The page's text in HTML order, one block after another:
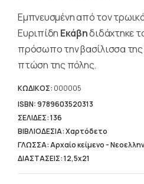
είναι:
9,76 €.
Εμπνευσμένη από τον
Ευριπίδη Εκάβηδιδάχτηκε
πρόσωπο την βασίλισσα της
πτώση της πόλης.
ΚΩΔΙΚΟΣ: 000005
ISBN: 9789603520313
ΣΕΛΙΔΕΣ: 136
ΒΙΒΛΙΟΔΕΣΙΑ: Χαρτόδετο
ΓΛΩΣΣΑ: Αρχαίο κείμενο -
ΔΙΑΣΤΑΣΕΙΣ: 12,5x21